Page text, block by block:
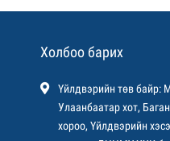
Холбоо барих
Үйлдвэрийн төв байр:
Улаанбаатар хот,
хороо, Үйлдвэрийн